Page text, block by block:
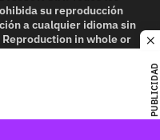
PUBLICIDAD
su reproducción
a cualquier idioma sin
in whole or
permission is